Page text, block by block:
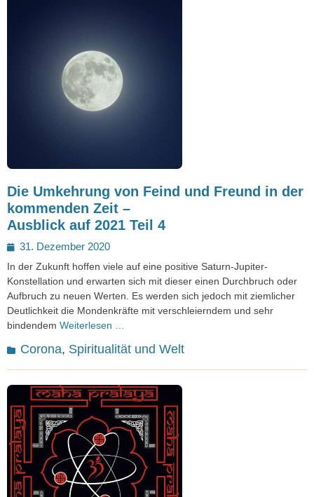
Die Umkehrung von Feind und Freund in der
kommenden Zeit –
Ausblick auf 2021 Teil 4
Posted
on
31. Dezember 2020
In der Zukunft hoffen viele auf eine positive Saturn-Jupiter-
Konstellation und erwarten sich mit dieser einen Durchbruch oder
Aufbruch zu neuen Werten. Es werden sich jedoch mit ziemlicher
Deutlichkeit die Mondenkräfte mit verschleierndem und sehr
bindendem Weiterlesen …
Kategorien
Corona, Spiritualität und Welt